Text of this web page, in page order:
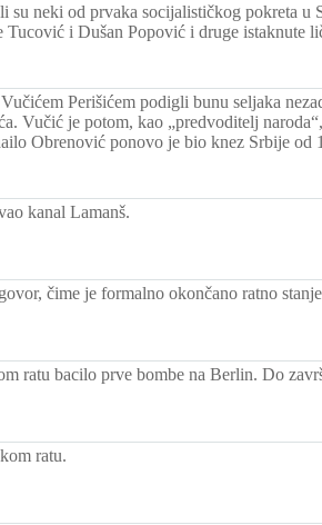
su neki od prvaka socijalističkog pokreta u
i Dušan Popović i druge istaknute
Perišićem podigli bunu seljaka
Vučić je potom, kao „predvoditelj
Obrenović ponovo je bio knez Srbije od
kanal Lamanš.
čime je formalno okončano ratno
ratu bacilo prve bombe na Berlin. Do
ratu.